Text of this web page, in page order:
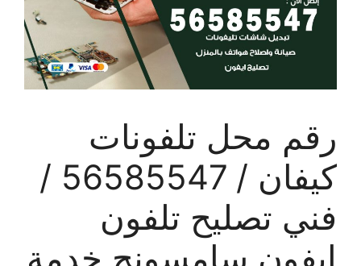
رقم محل تلفونات
كيفان / 56585547 /
فني تصليح تلفون
ايفون سامسونج خدمة